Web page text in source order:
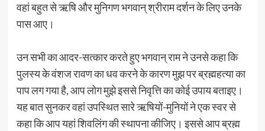
वहां बहुत से ऋषि और मुनिगण भगवान्‌ श्रीराम दर्शन के लिए उनके
पास आए।
उन सभी का आदर-सत्कार करते हुए भगवान्‌ राम ने उनसे कहा कि
पुलस्य के वंशज रावण का धव करने के कारण मुझ पर ब्रह्महत्या का
पाप लग गया है, आप लोग मुझे इससे निवृत्ति का कोई उपाय बताइए।
यह बात सुनकर वहां उपस्थित सारे ऋषियों-मुनियों ने एक स्वर से
कहा कि आप यहां शिवलिंग की स्थापना कीजिए। इससे आप ब्रह्म